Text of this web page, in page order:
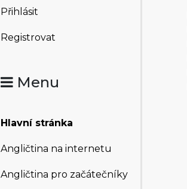
Přihlásit
Registrovat
Menu
Hlavní stránka
Angličtina na internetu
Angličtina pro začátečníky